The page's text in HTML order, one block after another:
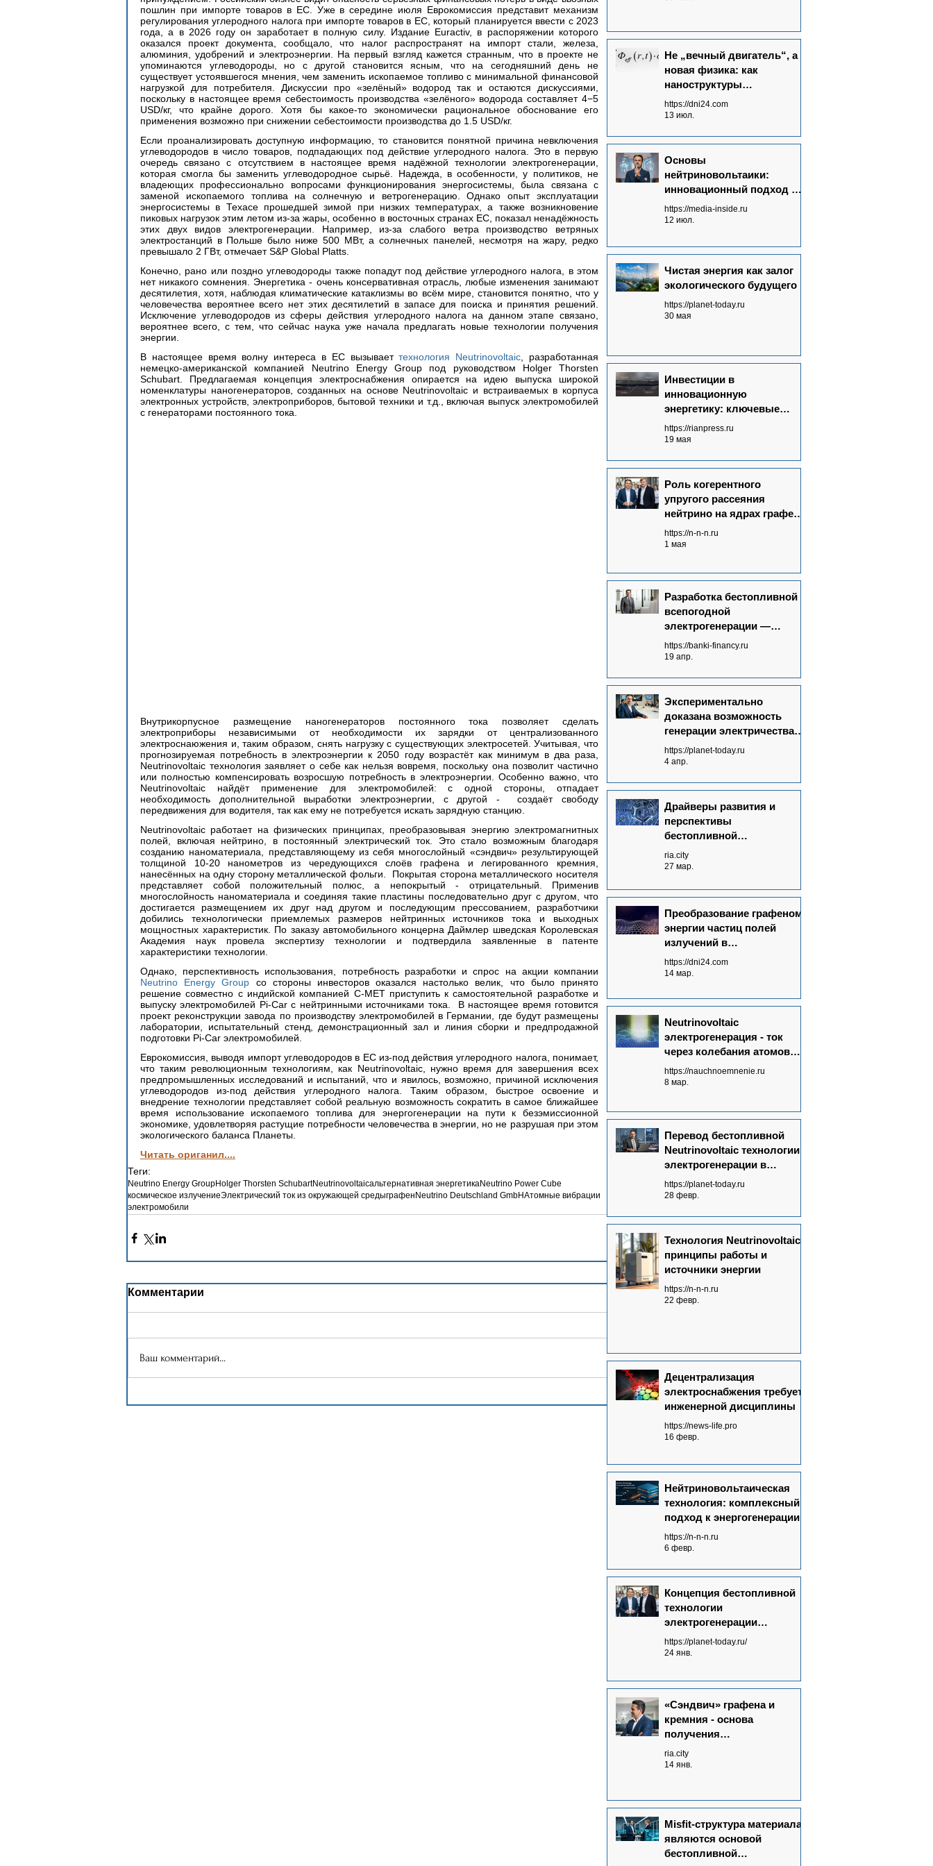
пошлин при импорте товаров в ЕС. Уже в середине июля Еврокомиссия представит механизм
регулирования углеродного налога при импорте товаров в ЕС, который планируется ввести с 2023
года, а в 2026 году он заработает в полную силу. Издание Euractiv, в распоряжении которого
оказался проект документа, сообщало, что налог распространят на импорт стали, железа,
алюминия, удобрений и электроэнергии. На первый взгляд кажется странным, что в проекте не
упоминаются углеводороды, но с другой становится ясным, что на сегодняшний день не
существует устоявшегося мнения, чем заменить ископаемое топливо с минимальной финансовой
нагрузкой для потребителя. Дискуссии про «зелёный» водород так и остаются дискуссиями,
поскольку в настоящее время себестоимость производства «зелёного» водорода составляет 4−5
USD/кг, что крайне дорого. Хотя бы какое-то экономически рациональное обоснование его
применения возможно при снижении себестоимости производства до 1.5 USD/кг.
Если проанализировать доступную информацию, то становится понятной причина невключения
углеводородов в число товаров, подпадающих под действие углеродного налога. Это в первую
очередь связано с отсутствием в настоящее время надёжной технологии электрогенерации,
которая смогла бы заменить углеводородное сырьё. Надежда, в особенности, у политиков, не
владеющих профессионально вопросами функционирования энергосистемы, была связана с
заменой ископаемого топлива на солнечную и ветрогенерацию. Однако опыт эксплуатации
энергосистемы в Техасе прошедшей зимой при низких температурах, а также возникновение
пиковых нагрузок этим летом из-за жары, особенно в восточных странах ЕС, показал ненадёжность
этих двух видов электрогенерации. Например, из-за слабого ветра производство ветряных
электростанций в Польше было ниже 500 МВт, а солнечных панелей, несмотря на жару, редко
превышало 2 ГВт, отмечает S&P Global Platts.
Конечно, рано или поздно углеводороды также попадут под действие углеродного налога, в этом
нет никакого сомнения. Энергетика - очень консервативная отрасль, любые изменения занимают
десятилетия, хотя, наблюдая климатические катаклизмы во всём мире, становится понятно, что у
человечества вероятнее всего нет этих десятилетий в запасе для поиска и принятия решений.
Исключение углеводородов из сферы действия углеродного налога на данном этапе связано,
вероятнее всего, с тем, что сейчас наука уже начала предлагать новые технологии получения
энергии.
В настоящее время волну интереса в ЕС вызывает технология Neutrinovoltaic, разработанная
немецко-американской компанией Neutrino Energy Group под руководством Holger Thorsten
Schubart. Предлагаемая концепция электроснабжения опирается на идею выпуска широкой
номенклатуры наногенераторов, созданных на основе Neutrinovoltaic и встраиваемых в корпуса
электронных устройств, электроприборов, бытовой техники и т.д., включая выпуск электромобилей
с генераторами постоянного тока.
Внутрикорпусное размещение наногенераторов постоянного тока позволяет сделать
электроприборы независимыми от необходимости их зарядки от централизованного
электроснаюжения и, таким образом, снять нагрузку с существующих электросетей. Учитывая, что
прогнозируемая потребность в электроэнергии к 2050 году возрастёт как минимум в два раза,
Neutrinovoltaic технология заявляет о себе как нельзя вовремя, поскольку она позволит частично
или полностью компенсировать возросшую потребность в электроэнергии. Особенно важно, что
Neutrinovoltaic найдёт применение для электромобилей: с одной стороны, отпадает
необходимость дополнительной выработки электроэнергии, с другой -  создаёт свободу
передвижения для водителя, так как ему не потребуется искать зарядную станцию.
Neutrinovoltaic работает на физических принципах, преобразовывая энергию электромагнитных
полей, включая нейтрино, в постоянный электрический ток. Это стало возможным благодаря
созданию наноматериала, представляющему из себя многослойный «сэндвич» результирующей
толщиной 10-20 нанометров из чередующихся слоёв графена и легированного кремния,
нанесённых на одну сторону металлической фольги.  Покрытая сторона металлического носителя
представляет собой положительный полюс, а непокрытый - отрицательный. Применив
многослойность наноматериала и соединяя такие пластины последовательно друг с другом, что
достигается размещением их друг над другом и последующим прессованием, разработчики
добились технологически приемлемых размеров нейтринных источников тока и выходных
мощностных характеристик. По заказу автомобильного концерна Даймлер шведская Королевская
Академия наук провела экспертизу технологии и подтвердила заявленные в патенте
характеристики технологии.
Neutrino Energy Group со стороны инвесторов оказался настолько велик, что было принято
решение совместно с индийской компанией C-MET приступить к самостоятельной разработке и
выпуску электромобилей Pi-Car c нейтринными источниками тока.  В настоящее время готовится
проект реконструкции завода по производству электромобилей в Германии, где будут размещены
лаборатории, испытательный стенд, демонстрационный зал и линия сборки и предпродажной
подготовки Pi-Car электромобилей.
Еврокомиссия, выводя импорт углеводородов в ЕС из-под действия углеродного налога, понимает,
что таким революционным технологиям, как Neutrinovoltaic, нужно время для завершения всех
предпромышленных исследований и испытаний, что и явилось, возможно, причиной исключения
углеводородов из-под действия углеродного налога. Таким образом, быстрое освоение и
внедрение технологии представляет собой реальную возможность сократить в самое ближайшее
время использование ископаемого топлива для энергогенерации на пути к безэмиссионной
экономике, удовлетворяя растущие потребности человечества в энергии, но не разрушая при этом
экологического баланса Планеты.
Читать ориганил....
Теги:
Neutrino Energy GroupHolger Thorsten SchubartNeutrinovoltaicальтернативная энергетикаNeutrino Power Cube
космическое излучениеЭлектрический ток из окружающей средыграфен Neutrino Deutschland GmbHАтомные вибрации
электромобили
Комментарии
Ваш комментарий...
Не „вечный двигатель“, а
новая физика: как
наноструктуры
преобразуют потоки
излучений в электричество
https://dni24.com
13 июл.
Основы
нейтриновольтаики:
инновационный подход к
энергетике будущего
https://media-inside.ru
12 июл.
Чистая энергия как залог
экологического будущего
https://planet-today.ru
30 мая
Инвестиции в
инновационную
энергетику: ключевые
аспекты
https://rianpress.ru
19 мая
Роль когерентного
упругого рассеяния
нейтрино на ядрах графена
в Neutrinovoltaic
технологии
https://n-n-n.ru
1 мая
Разработка бестопливной
всепогодной
электрогенерации —
запрос времени
https://banki-financy.ru
19 апр.
Экспериментально
доказана возможность
генерации электричества
без топлива от полей
излучений невидимого
https://planet-today.ru
4 апр.
Драйверы развития и
перспективы
бестопливной
электрогенерации в мире
ria.city
27 мар.
Преобразование графеном
энергии частиц полей
излучений в
электрический ток - основа
Neutrinovoltaic технологии
https://dni24.com
14 мар.
Neutrinovoltaic
электрогенерация - ток
через колебания атомов
графена
https://nauchnoemnenie.ru
8 мар.
Перевод бестопливной
Neutrinovoltaic технологии
электрогенерации в
массовое производство:
ключевые достижения
https://planet-today.ru
28 февр.
Технология Neutrinovoltaic:
принципы работы и
источники энергии
https://n-n-n.ru
22 февр.
Децентрализация
электроснабжения требует
инженерной дисциплины
https://news-life.pro
16 февр.
Нейтриновольтаическая
технология: комплексный
подход к энергогенерации
https://n-n-n.ru
6 февр.
Концепция бестопливной
технологии
электрогенерации
Neutrinovoltaic полностью
сформулирована
https://planet-today.ru/
24 янв.
«Сэндвич» графена и
кремния - основа
получения
нейтриноэлектричества
ria.city
14 янв.
Misfit-структура материала
являются основой
бестопливной